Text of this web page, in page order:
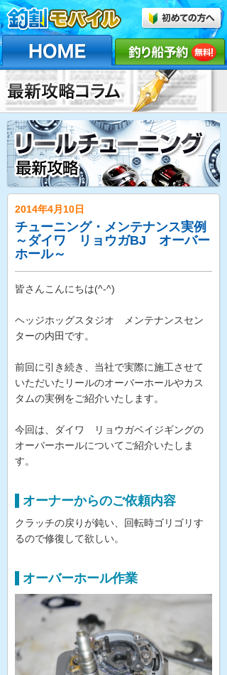
2014年4月10日
チューニング・メンテナンス実例
～ダイワ リョウガBJ オーバー
ホール～
皆さんこんにちは(^-^)
ヘッジホッグスタジオ メンテナンスセン
ターの内田です。
前回に引き続き、当社で実際に施工させて
いただいたリールのオーバーホールやカス
タムの実例をご紹介いたします。
今回は、ダイワ リョウガベイジギングの
オーバーホールについてご紹介いたしま
す。
オーナーからのご依頼内容
クラッチの戻りが鈍い、回転時ゴリゴリす
るので修復して欲しい。
オーバーホール作業